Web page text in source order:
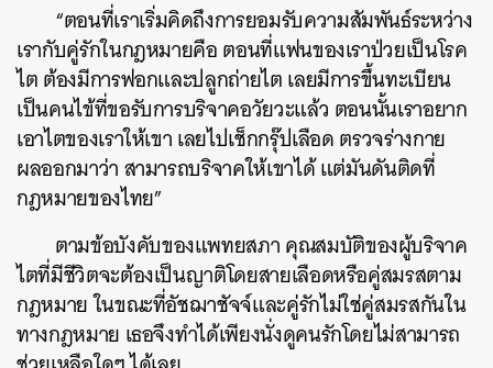
“ตอนที่เราเริ่มคิดถึงการยอมรับความสัมพันธ์ระหว่าง
เรากับคู่รักในกฎหมายคือ ตอนที่แฟนของเราป่วยเป็นโรค
ไต ต้องมีการฟอกและปลูกถ่ายไต เลยมีการขึ้นทะเบียน
เป็นคนไข้ที่ขอรับการบริจาคอวัยวะแล้ว ตอนนั้นเราอยาก
เอาไตของเราให้เขา เลยไปเช็กกรุ๊ปเลือด ตรวจร่างกาย
ผลออกมาว่า สามารถบริจาคให้เขาได้ แต่มันดันติดที่
กฎหมายของไทย”
ตามข้อบังคับของแพทยสภา คุณสมบัติของผู้บริจาค
ไตที่มีชีวิตจะต้องเป็นญาติโดยสายเลือดหรือคู่สมรสตาม
กฎหมาย ในขณะที่อัชฌาชัจจ์และคู่รักไม่ใช่คู่สมรสกันใน
ทางกฎหมาย เธอจึงทำได้เพียงนั่งดูคนรักโดยไม่สามารถ